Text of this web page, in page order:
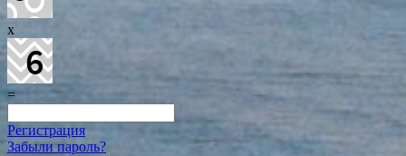
x
=
Регистрация
Забыли пароль?